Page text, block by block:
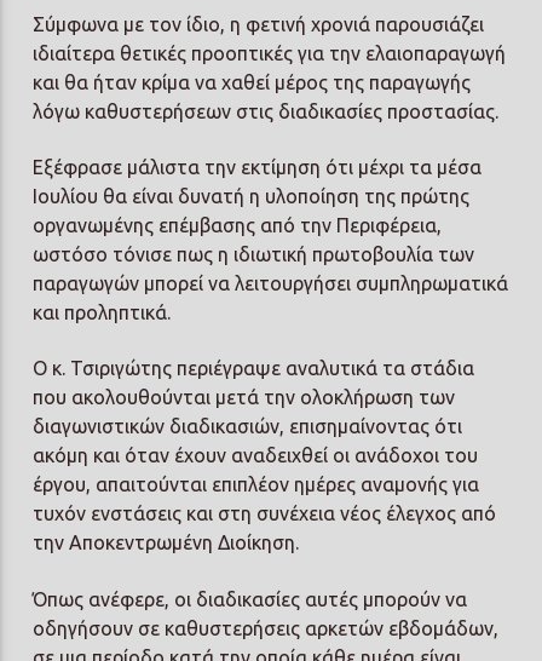
Σύμφωνα με τον ίδιο, η φετινή χρονιά παρουσιάζει
ιδιαίτερα θετικές προοπτικές για την ελαιοπαραγωγή
και θα ήταν κρίμα να χαθεί μέρος της παραγωγής
λόγω καθυστερήσεων στις διαδικασίες προστασίας.
Εξέφρασε μάλιστα την εκτίμηση ότι μέχρι τα μέσα
Ιουλίου θα είναι δυνατή η υλοποίηση της πρώτης
οργανωμένης επέμβασης από την Περιφέρεια,
ωστόσο τόνισε πως η ιδιωτική πρωτοβουλία των
παραγωγών μπορεί να λειτουργήσει συμπληρωματικά
και προληπτικά.
Ο κ. Τσιριγώτης περιέγραψε αναλυτικά τα στάδια
που ακολουθούνται μετά την ολοκλήρωση των
διαγωνιστικών διαδικασιών, επισημαίνοντας ότι
ακόμη και όταν έχουν αναδειχθεί οι ανάδοχοι του
έργου, απαιτούνται επιπλέον ημέρες αναμονής για
τυχόν ενστάσεις και στη συνέχεια νέος έλεγχος από
την Αποκεντρωμένη Διοίκηση.
Όπως ανέφερε, οι διαδικασίες αυτές μπορούν να
οδηγήσουν σε καθυστερήσεις αρκετών εβδομάδων,